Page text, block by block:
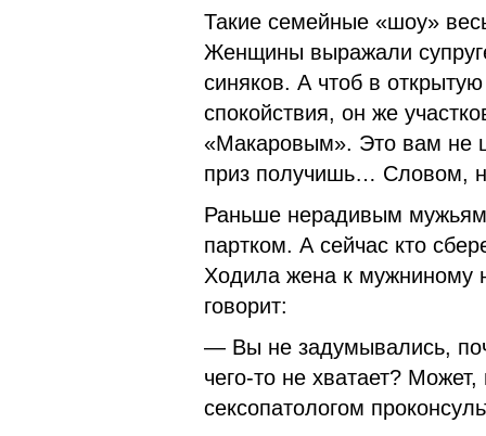
Такие семейные «шоу»
Женщины выра­жали
синяков. А чтоб в
спокойствия, он же
«Макаровым». Это вам не
приз получишь… Словом,
Раньше нерадивым
партком. А сей­час кто
Ходила жена к мужниному
говорит:
— Вы не задумывались,
чего-то не хватает?
сексопатологом